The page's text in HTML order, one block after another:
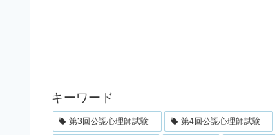
キーワード
第3回公認心理師試験 第4回公認心理師試験